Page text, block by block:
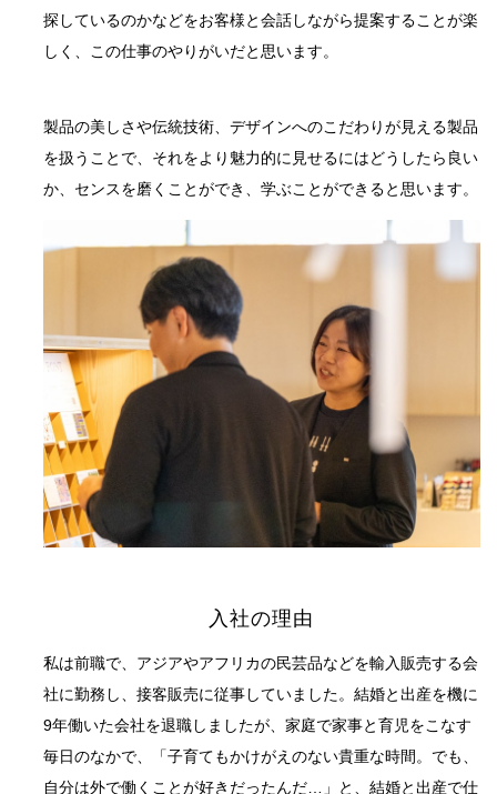
探しているのかなどをお客様と会話しながら提案することが楽
しく、この仕事のやりがいだと思います。
製品の美しさや伝統技術、デザインへのこだわりが見える製品
を扱うことで、それをより魅力的に見せるにはどうしたら良い
か、センスを磨くことができ、学ぶことができると思います。
入社の理由
私は前職で、アジアやアフリカの民芸品などを輸入販売する会
社に勤務し、接客販売に従事していました。結婚と出産を機に
9年働いた会社を退職しましたが、家庭で家事と育児をこなす
毎日のなかで、「子育てもかけがえのない貴重な時間。でも、
自分は外で働くことが好きだったんだ…」と、結婚と出産で仕